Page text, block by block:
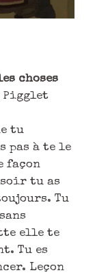
choses
Pigglet
tu
pas à te le
façon
soir tu as
Tu
elle te
Tu es
Leçon